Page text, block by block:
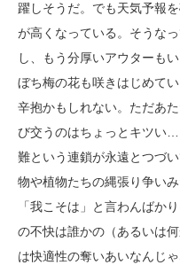
躍しそうだ。でも天気予報
が高くなっている。そうな
し、もう分厚いアウターも
ぼち梅の花も咲きはじめて
辛抱かもしれない。ただあ
び交うのはちょっとキツい
難という連鎖が永遠とつづ
物や植物たちの縄張り争い
「我こそは」と言わんばか
の不快は誰かの（あるいは
は快適性の奪いあいなんじ